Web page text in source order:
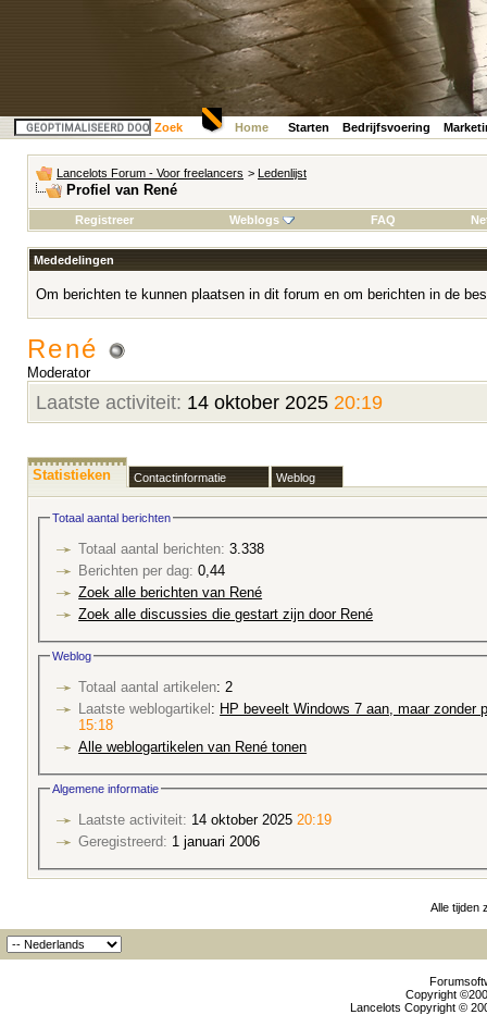
Zoek Home Starten Bedrijfsvoering
Lancelots Forum - Voor freelancers > Ledenlijst
Profiel van René
Registreer Weblogs FAQ
Mededelingen
Om berichten te kunnen plaatsen in dit forum en om berichten in de
René
Moderator
Laatste activiteit: 14 oktober 2025 20:19
Statistieken Contactinformatie Weblog
Totaal aantal berichten
Totaal aantal berichten: 3.338
Berichten per dag: 0,44
Zoek alle berichten van René
Zoek alle discussies die gestart zijn door René
Weblog
Totaal aantal artikelen: 2
Laatste weblogartikel : HP beveelt Windows 7 aan, maar zonder
15:18
Alle weblogartikelen van René tonen
Algemene informatie
Laatste activiteit: 14 oktober 2025 20:19
Geregistreerd: 1 januari 2006
Alle tijden
Copyright
Lancelots Copyright ©